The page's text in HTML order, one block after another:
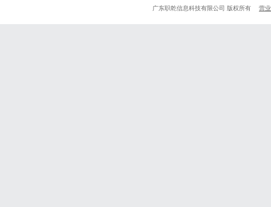
广东职乾信息科技有限公司 版权所有 营